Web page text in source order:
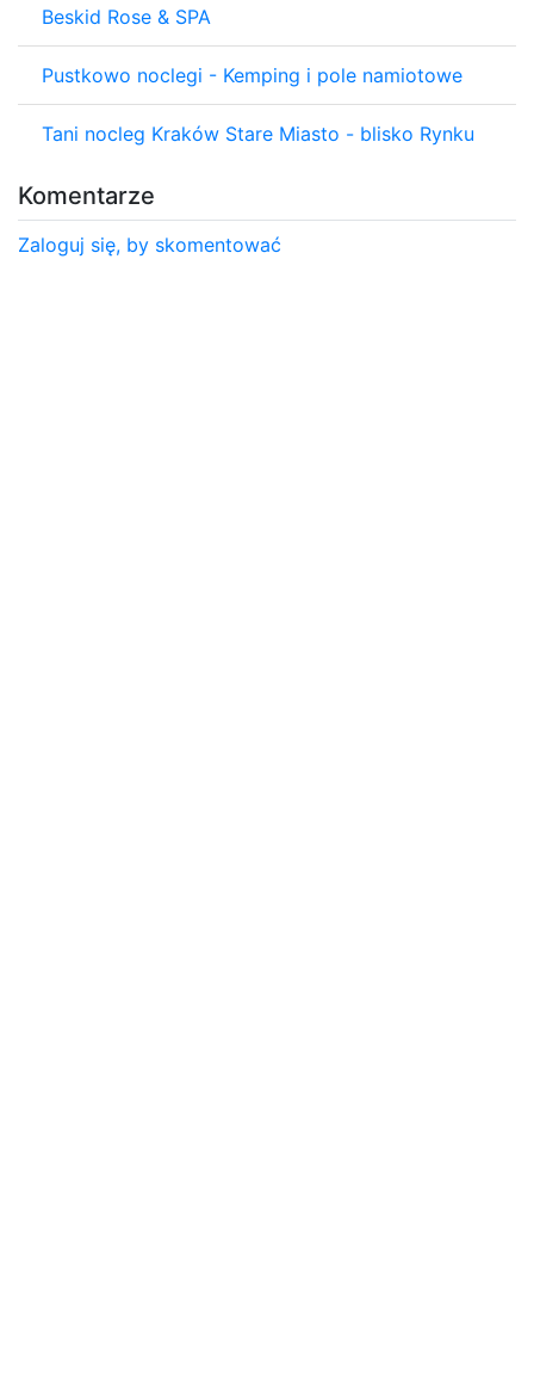
Beskid Rose & SPA
Pustkowo noclegi - Kemping i pole namiotowe
Tani nocleg Kraków Stare Miasto - blisko Rynku
Komentarze
Zaloguj się, by skomentować